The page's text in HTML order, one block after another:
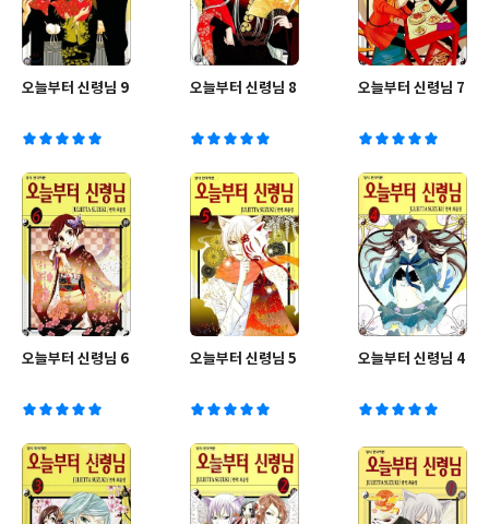
오늘부터 신령님 9 오늘부터 신령님 8 오늘부터 신령님 7
오늘부터 신령님 6 오늘부터 신령님 5 오늘부터 신령님 4